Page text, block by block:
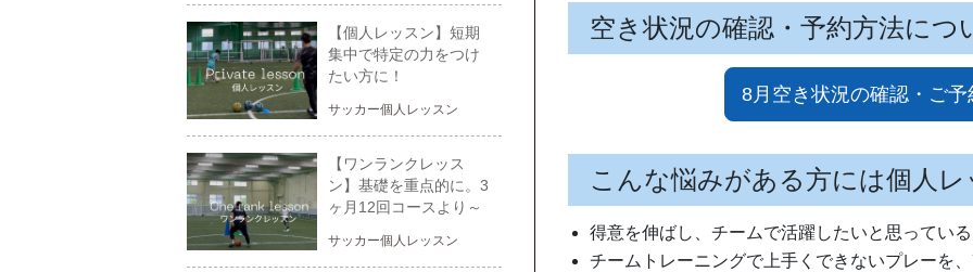
空き状況の確認・予約方法につ
8月空き状況の確認・ご
こんな悩みがある方には個人
得意を伸ばし、チームで活躍したいと思っている
チームトレーニングで上手くできないプレーを
【個人レッスン】短期
集中で特定の力をつけ
たい方に！
サッカー個人レッスン
【ワンランクレッス
ン】基礎を重点的に。3
ヶ月12回コースより～
サッカー個人レッスン